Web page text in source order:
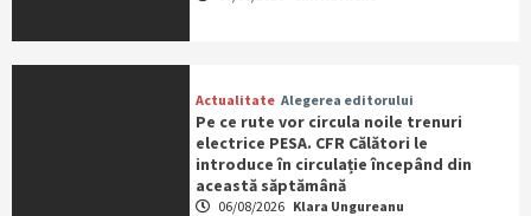
Actualitate Alegerea editorului
Pe ce rute vor circula noile trenuri
electrice PESA. CFR Călători le
introduce în circulație începând din
această săptămână
06/08/2026 Klara Ungureanu